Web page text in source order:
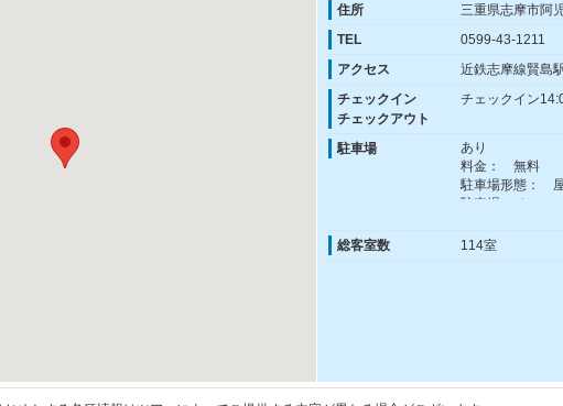
住所
三重県志摩市阿
TEL
0599-43-1211
アクセス
近鉄志摩線賢島
チェックイン
チェックアウト
チェックイン
駐車場
あり
料金： 無料
駐車場形態：
駐車場スペース
総客室数 114室